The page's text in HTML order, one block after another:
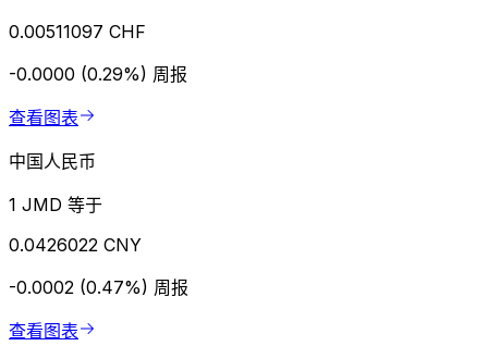
0.00511097 CHF
-0.0000 (0.29%) 周报
查看图表
中国人民币
1 JMD 等于
0.0426022 CNY
-0.0002 (0.47%) 周报
查看图表